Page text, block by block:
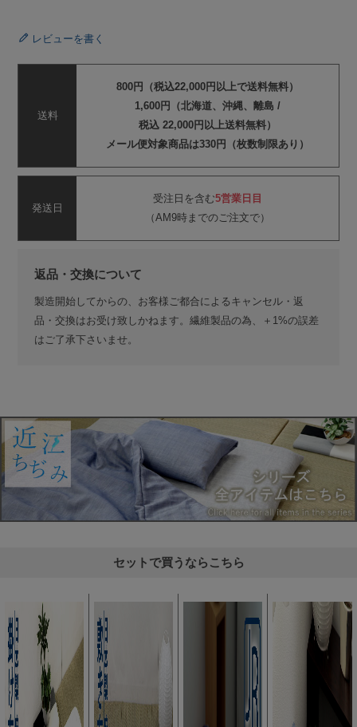
レビューを書く
送料
800円（税込22,000円以上で送料無料）
1,600円（北海道、沖縄、離島 /
税込 22,000円以上送料無料）
メール便対象商品は330円（枚数制限あり）
発送日
受注日を含む5営業日目
（AM9時までのご注文で）
返品・交換について
製造開始してからの、お客様ご都合によるキャンセル・返
品・交換はお受け致しかねます。繊維製品の為、＋1%の誤差
はご了承下さいませ。
セットで買うならこちら